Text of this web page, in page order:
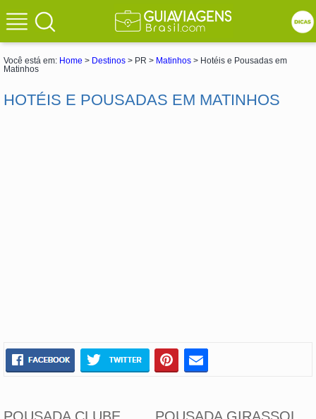
Você está em: Home > Destinos > PR > Matinhos > Hotéis e Pousadas em
Matinhos
HOTÉIS E POUSADAS EM MATINHOS